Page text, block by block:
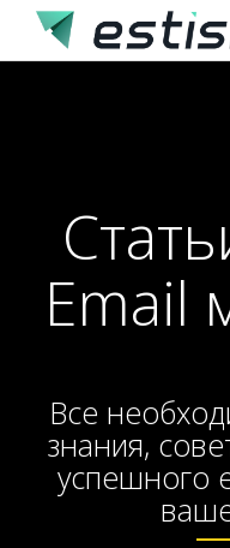
Email
Все
знания,
успешного